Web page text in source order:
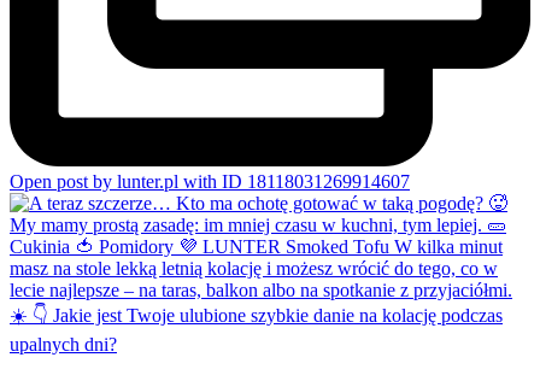
Open post by lunter.pl with ID 18118031269914607